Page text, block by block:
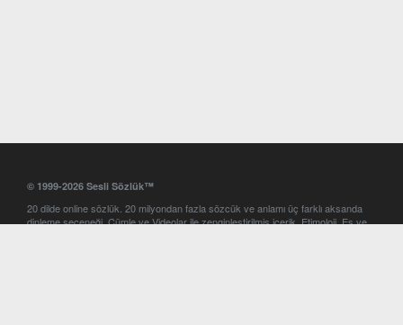
© 1999-2026 Sesli Sözlük™
20 dilde online sözlük. 20 milyondan fazla sözcük ve anlamı üç farklı aksanda
dinleme seçeneği. Cümle ve Videolar ile zenginleştirilmiş içerik. Etimoloji, Eş ve